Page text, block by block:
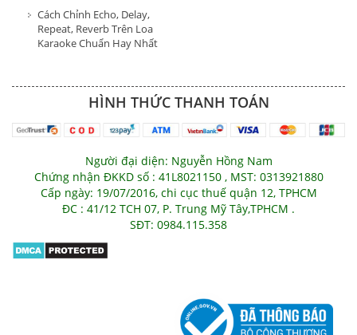
Cách Chỉnh Echo, Delay,
Repeat, Reverb Trên Loa
Karaoke Chuẩn Hay Nhất
HÌNH THỨC THANH TOÁN
Người đại diện: Nguyễn Hồng Nam
Chứng nhận ĐKKD số : 41L8021150 , MST: 0313921880
Cấp ngày: 19/07/2016, chi cục thuế quận 12, TPHCM
ĐC : 41/12 TCH 07, P. Trung Mỹ Tây,TPHCM .
SĐT: 0984.115.358